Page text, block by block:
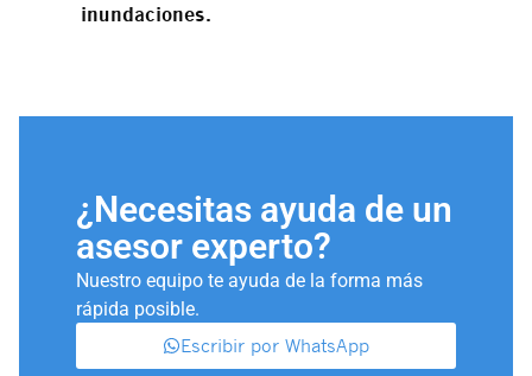
inundaciones.
¿Necesitas ayuda de un
asesor experto?
Nuestro equipo te ayuda de la forma más
rápida posible.
Escribir por WhatsApp